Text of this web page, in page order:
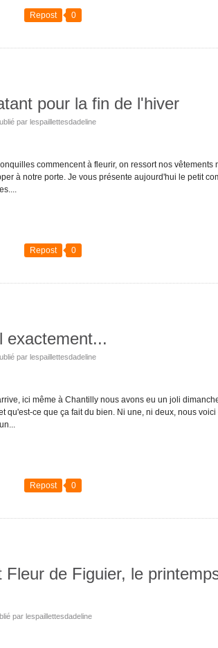
Repost 0
pour la fin de l'hiver
par lespaillettesdadeline
commencent à fleurir, on ressort nos vêtements
à notre porte. Je vous présente aujourd'hui le petit
Repost 0
exactement...
par lespaillettesdadeline
ici même à Chantilly nous avons eu un joli
qu'est-ce que ça fait du bien. Ni une, ni deux, nous
Repost 0
Fleur de Figuier, le
par lespaillettesdadeline